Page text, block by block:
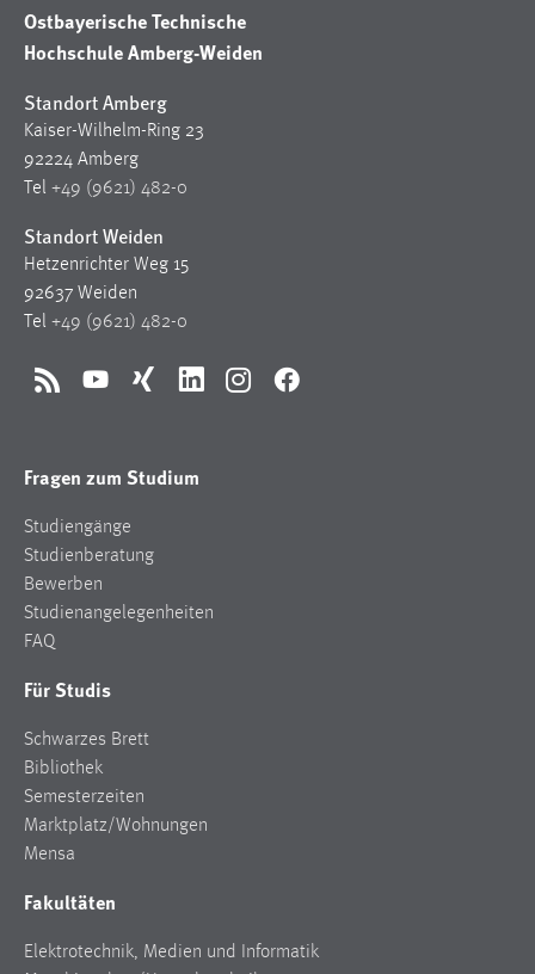
Ostbayerische Technische
Hochschule Amberg-Weiden
Standort Amberg
Kaiser-Wilhelm-Ring 23
92224 Amberg
Tel +49 (9621) 482-0
Standort Weiden
Hetzenrichter Weg 15
92637 Weiden
Tel +49 (9621) 482-0
RSS YouTubeXing LinkedInInstagramFacebook
Fragen zum Studium
Studiengänge
Studienberatung
Bewerben
Studienangelegenheiten
FAQ
Für Studis
Schwarzes Brett
Bibliothek
Semesterzeiten
Marktplatz/Wohnungen
Mensa
Fakultäten
Elektrotechnik, Medien und Informatik
YouTube
Vimeo